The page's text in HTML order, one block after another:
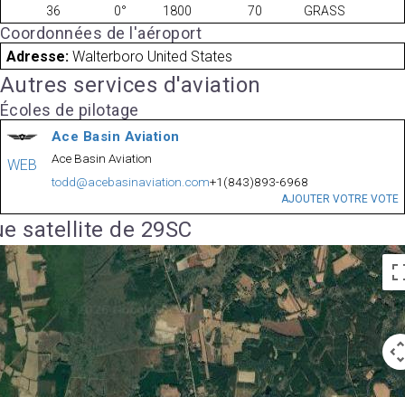
36
0° 1800 70 GRASS
Coordonnées de l'aéroport
Adresse: Walterboro United States
Autres services d'aviation
Écoles de pilotage
WEB
Ace Basin Aviation
Ace Basin Aviation
todd@acebasinaviation.com+1(843)893-6968
AJOUTER VOTRE VOTE
satellite de 29SC